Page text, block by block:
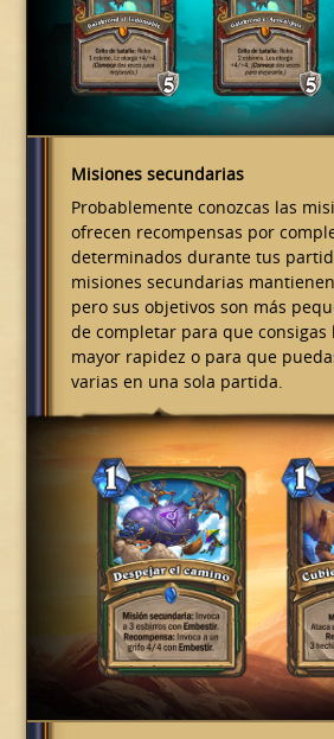
Misiones secundarias
Probablemente conozcas las
ofrecen recompensas por
determinados durante tus
misiones secundarias
pero sus objetivos son más
de completar para que consigas
mayor rapidez o para que
varias en una sola partida.